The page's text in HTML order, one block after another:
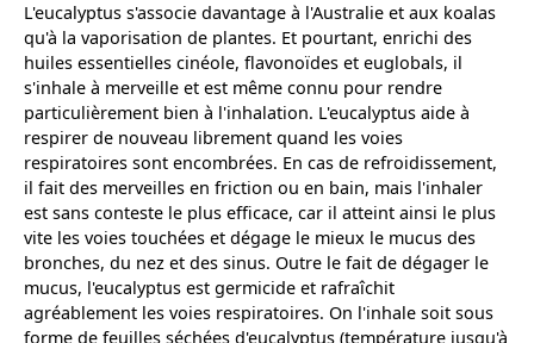
L'eucalyptus s'associe davantage à l'Australie et aux koalas
qu'à la vaporisation de plantes. Et pourtant, enrichi des
huiles essentielles cinéole, flavonoïdes et euglobals, il
s'inhale à merveille et est même connu pour rendre
particulièrement bien à l'inhalation. L'eucalyptus aide à
respirer de nouveau librement quand les voies
respiratoires sont encombrées. En cas de refroidissement,
il fait des merveilles en friction ou en bain, mais l'inhaler
est sans conteste le plus efficace, car il atteint ainsi le plus
vite les voies touchées et dégage le mieux le mucus des
bronches, du nez et des sinus. Outre le fait de dégager le
mucus, l'eucalyptus est germicide et rafraîchit
agréablement les voies respiratoires. On l'inhale soit sous
forme de feuilles séchées d'eucalyptus (température jusqu'à